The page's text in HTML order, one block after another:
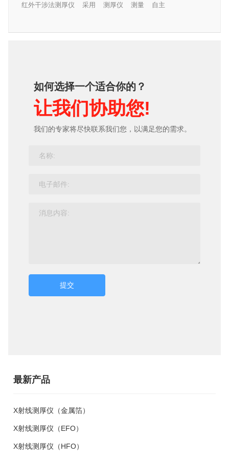
红外干涉法测厚仪 采用 测厚仪 测量 自主
如何选择一个适合你的？
让我们协助您!
我们的专家将尽快联系我们您，以满足您的需求。
提交
最新产品
X射线测厚仪（金属箔）
X射线测厚仪（EFO）
X射线测厚仪（HFO）